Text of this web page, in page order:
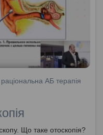
АБ терапія
Що таке отоскопія?